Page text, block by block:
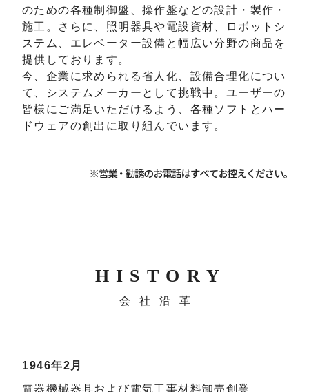
のための各種制御盤、操作盤などの設計・製作・
施工。さらに、照明器具や電設資材、ロボットシ
ステム、エレベーター設備と幅広い分野の商品を
提供しております。
今、企業に求められる省人化、設備合理化につい
て、システムメーカーとして挑戦中。ユーザーの
皆様にご満足いただけるよう、各種ソフトとハー
ドウェアの創出に取り組んでいます。
HISTORY
会社沿革
1946年2月
電器機械器具および電気工事材料卸売創業